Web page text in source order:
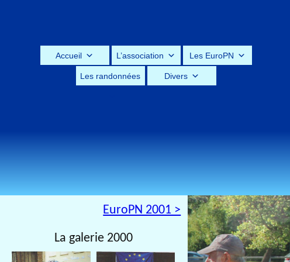
Accueil L’association Les EuroPN
Les randonnées Divers
EuroPN 2001 >
La galerie 2000